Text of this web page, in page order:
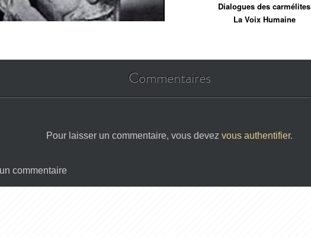
Dialogues des carmélites
La Voix Humaine
Commentaires
Pour laisser un commentaire, vous devez vous authentifier.
commentaire